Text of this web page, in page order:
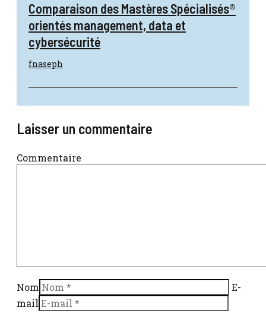
Comparaison des Mastères Spécialisés®
orientés management, data et
cybersécurité
fnaseph
Laisser un commentaire
Commentaire
Nom
E-
mail